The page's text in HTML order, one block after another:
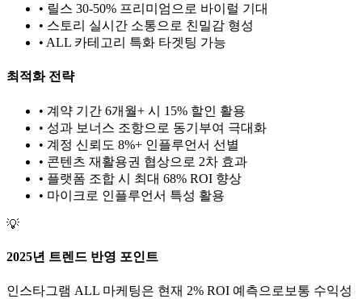
• 릴스 30-50% 프리미엄으로 바이럴 기대
• 스토리 실시간 소통으로 친밀감 형성
• ALL 카테고리 특화 타겟팅 가능
최적화 전략
• 계약 기간 6개월+ 시 15% 할인 활용
• 성과 보너스 조항으로 동기부여 극대화
• 계정 신뢰도 8%+ 인플루언서 선별
• 콘텐츠 재활용권 협상으로 2차 효과
• 플랫폼 조합 시 최대 68% ROI 향상
• 마이크로 인플루언서 특성 활용
💡
2025년 트렌드 반영 포인트
인스타그램 ALL 마케팅은 현재 2% ROI 예측으로 보통 수익성